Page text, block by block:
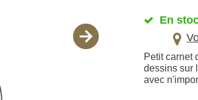
En
Petit carnet
dessins sur
avec